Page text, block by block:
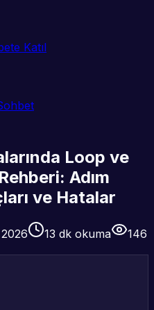
Katıl
Loop ve
Adım
ve Hatalar
13 dk okuma
146